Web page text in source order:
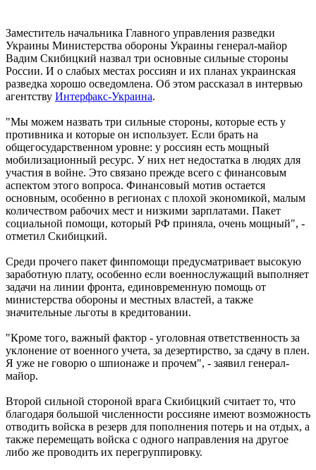
Заместитель начальника Главного управления разведки
Украины Министерства обороны Украины генерал-майор
Вадим Скибицкий назвал три основные сильные стороны
России. И о слабых местах россиян и их планах украинская
разведка хорошо осведомлена. Об этом рассказал в интервью
агентству Интерфакс-Украина.
"Мы можем назвать три сильные стороны, которые есть у
противника и которые он использует. Если брать на
общегосударственном уровне: у россиян есть мощный
мобилизационный ресурс. У них нет недостатка в людях для
участия в войне. Это связано прежде всего с финансовым
аспектом этого вопроса. Финансовый мотив остается
основным, особенно в регионах с плохой экономикой, малым
количеством рабочих мест и низкими зарплатами. Пакет
социальной помощи, который РФ приняла, очень мощный", -
отметил Скибицкий.
Среди прочего пакет финпомощи предусматривает высокую
заработную плату, особенно если военнослужащий выполняет
задачи на линии фронта, единовременную помощь от
министерства обороны и местных властей, а также
значительные льготы в кредитовании.
"Кроме того, важный фактор - уголовная ответственность за
уклонение от военного учета, за дезертирство, за сдачу в плен.
Я уже не говорю о шпионаже и прочем", - заявил генерал-
майор.
Второй сильной стороной врага Скибицкий считает то, что
благодаря большой численности россияне имеют возможность
отводить войска в резерв для пополнения потерь и на отдых, а
также перемещать войска с одного направления на другое
либо же проводить их перегруппировку.